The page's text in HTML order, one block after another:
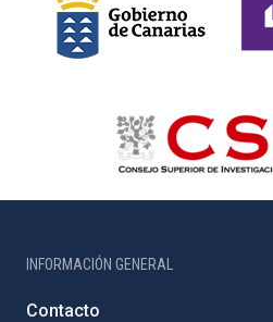
INFORMACIÓN GENERAL
Contacto